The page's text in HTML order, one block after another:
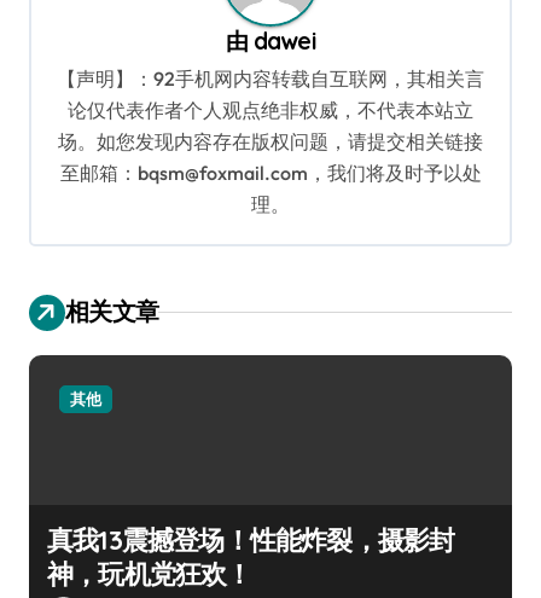
由 dawei
【声明】：92手机网内容转载自互联网，其相关言
论仅代表作者个人观点绝非权威，不代表本站立
场。如您发现内容存在版权问题，请提交相关链接
至邮箱：bqsm@foxmail.com，我们将及时予以处
理。
相关文章
其他
真我13震撼登场！性能炸裂，摄影封
神，玩机党狂欢！